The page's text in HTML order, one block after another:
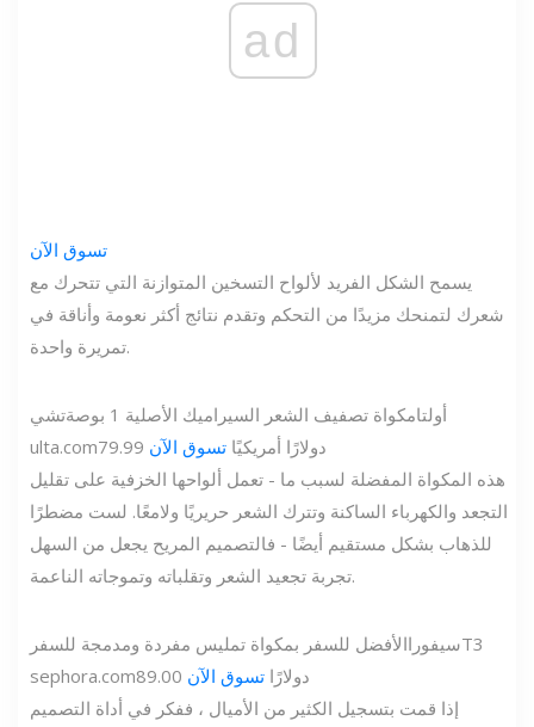
ad
تسوق الآن
يسمح الشكل الفريد لألواح التسخين المتوازنة التي تتحرك مع
شعرك لتمنحك مزيدًا من التحكم وتقدم نتائج أكثر نعومة وأناقة في
تمريرة واحدة.
أولتامكواة تصفيف الشعر السيراميك الأصلية 1 بوصة
تشي
ulta.com
79.99 دولارًا أمريكيًا تسوق الآن
هذه المكواة المفضلة لسبب ما - تعمل ألواحها الخزفية على تقليل
التجعد والكهرباء الساكنة وتترك الشعر حريريًا ولامعًا. لست مضطرًا
للذهاب بشكل مستقيم أيضًا - فالتصميم المريح يجعل من السهل
تجربة تجعيد الشعر وتقلباته وتموجاته الناعمة.
سيفوراالأفضل للسفر بمكواة تمليس مفردة ومدمجة للسفر
T3
sephora.com
89.00 دولارًا تسوق الآن
إذا قمت بتسجيل الكثير من الأميال ، ففكر في أداة التصميم